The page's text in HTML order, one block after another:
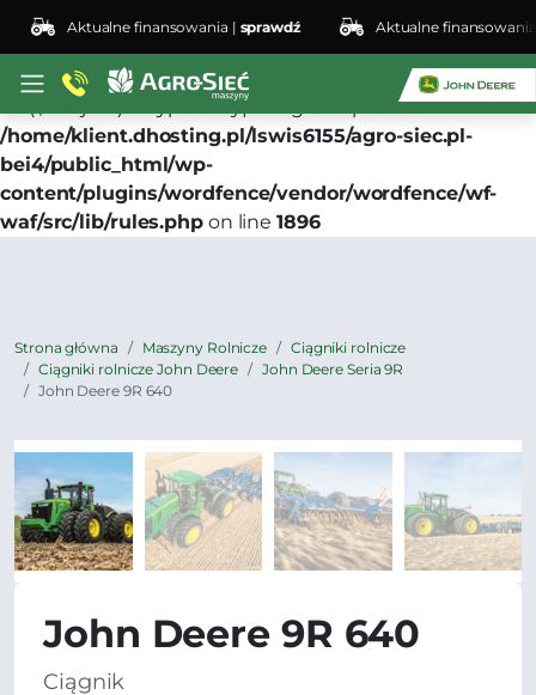
Deprecated: preg_replace(): Passing null to parameter
#3 ($subject) of type array|string is deprecated in
/home/klient.dhosting.pl/lswis6155/agro-siec.pl-
bei4/public_html/wp-
content/plugins/wordfence/vendor/wordfence/wf-
waf/src/lib/rules.phpon line1896
Aktualne finansowania |sprawdź Aktualne finansowania |
Strona główna Maszyny Rolnicze
Ciągniki rolnicze
Ciągniki rolnicze John Deere
John Deere Seria 9R
John Deere 9R 640
John Deere 9R 640
Ciągnik